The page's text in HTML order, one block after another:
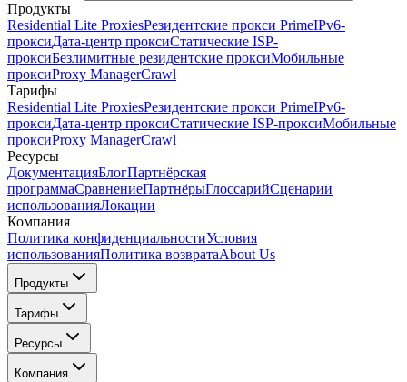
Продукты
Residential Lite ProxiesРезидентские прокси PrimeIPv6-
проксиДата-центр проксиСтатические ISP-
проксиБезлимитные резидентские проксиМобильные
проксиProxy ManagerCrawl
Тарифы
Residential Lite ProxiesРезидентские прокси PrimeIPv6-
проксиДата-центр проксиСтатические ISP-проксиМобильные
проксиProxy ManagerCrawl
Ресурсы
ДокументацияБлогПартнёрская
программаСравнениеПартнёрыГлоссарийСценарии
использованияЛокации
Компания
Политика конфиденциальностиУсловия
использованияПолитика возвратаAbout Us
Продукты
Тарифы
Ресурсы
Компания